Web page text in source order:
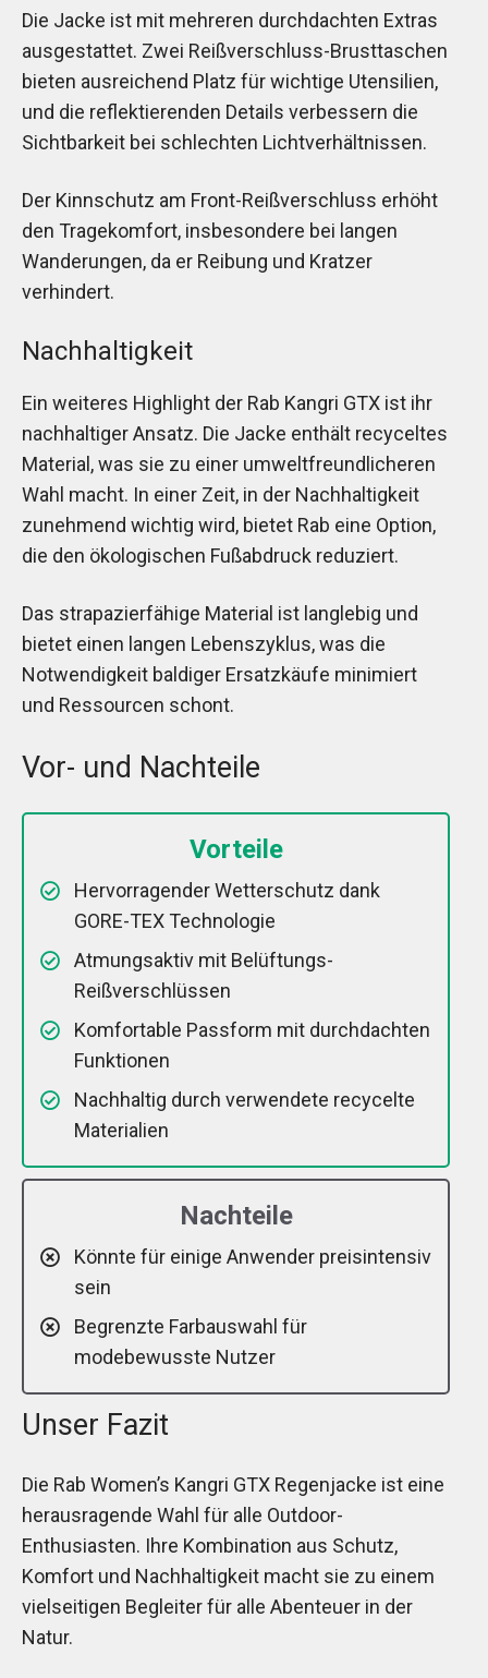
Die Jacke ist mit mehreren durchdachten Extras
ausgestattet. Zwei Reißverschluss-Brusttaschen
bieten ausreichend Platz für wichtige Utensilien,
und die reflektierenden Details verbessern die
Sichtbarkeit bei schlechten Lichtverhältnissen.
Der Kinnschutz am Front-Reißverschluss erhöht
den Tragekomfort, insbesondere bei langen
Wanderungen, da er Reibung und Kratzer
verhindert.
Nachhaltigkeit
Ein weiteres Highlight der Rab Kangri GTX ist ihr
nachhaltiger Ansatz. Die Jacke enthält recyceltes
Material, was sie zu einer umweltfreundlicheren
Wahl macht. In einer Zeit, in der Nachhaltigkeit
zunehmend wichtig wird, bietet Rab eine Option,
die den ökologischen Fußabdruck reduziert.
Das strapazierfähige Material ist langlebig und
bietet einen langen Lebenszyklus, was die
Notwendigkeit baldiger Ersatzkäufe minimiert
und Ressourcen schont.
Vor- und Nachteile
Vorteile
Hervorragender Wetterschutz dank
GORE-TEX Technologie
Atmungsaktiv mit Belüftungs-
Reißverschlüssen
Komfortable Passform mit durchdachten
Funktionen
Nachhaltig durch verwendete recycelte
Materialien
Nachteile
Könnte für einige Anwender preisintensiv
sein
Begrenzte Farbauswahl für
modebewusste Nutzer
Unser Fazit
Die Rab Women’s Kangri GTX Regenjacke ist eine
herausragende Wahl für alle Outdoor-
Enthusiasten. Ihre Kombination aus Schutz,
Komfort und Nachhaltigkeit macht sie zu einem
vielseitigen Begleiter für alle Abenteuer in der
Natur.